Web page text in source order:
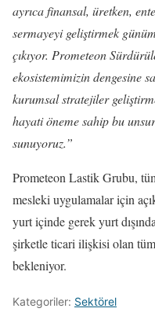
ayrıca finansal, üretken,
sermayeyi geliştirmek
çıkıyor. Prometeon
ekosistemimizin dengesine
kurumsal stratejiler
hayati öneme sahip bu
sunuyoruz.”
Prometeon Lastik Grubu,
mesleki uygulamalar için
yurt içinde gerek yurt
şirketle ticari ilişkisi olan
bekleniyor.
Kategoriler: Sektörel